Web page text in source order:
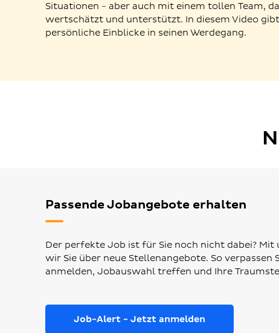
Situationen - aber auch mit einem tollen Team,
wertschätzt und unterstützt. In diesem Video
persönliche Einblicke in seinen Werdegang.
Passende Jobangebote erhalten
Der perfekte Job ist für Sie noch nicht dabei?
wir Sie über neue Stellenangebote. So verpassen
anmelden, Jobauswahl treffen und Ihre
Job-Alert - Jetzt anmelden